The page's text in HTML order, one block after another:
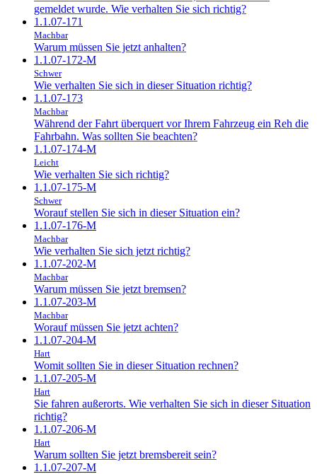
gemeldet wurde. Wie verhalten Sie sich richtig?
1.1.07-171
Machbar
Warum müssen Sie jetzt anhalten?
1.1.07-172-M
Schwer
Wie verhalten Sie sich in dieser Situation richtig?
1.1.07-173
Machbar
Während der Fahrt überquert vor Ihrem Fahrzeug ein Reh die
Fahrbahn. Was sollten Sie beachten?
1.1.07-174-M
Leicht
Wie verhalten Sie sich richtig?
1.1.07-175-M
Schwer
Worauf stellen Sie sich in dieser Situation ein?
1.1.07-176-M
Machbar
Wie verhalten Sie sich jetzt richtig?
1.1.07-202-M
Machbar
Warum müssen Sie jetzt bremsen?
1.1.07-203-M
Machbar
Worauf müssen Sie jetzt achten?
1.1.07-204-M
Hart
Womit sollten Sie in dieser Situation rechnen?
1.1.07-205-M
Hart
Sie fahren außerorts. Wie verhalten Sie sich in dieser Situation
richtig?
1.1.07-206-M
Hart
Warum sollten Sie jetzt bremsbereit sein?
1.1.07-207-M